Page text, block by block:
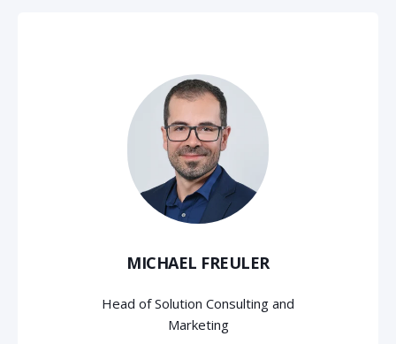
MICHAEL FREULER
Head of Solution Consulting and
Marketing